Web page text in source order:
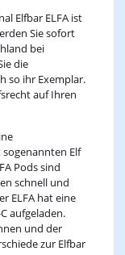
Elfbar ELFA ist
Sie sofort
bei
die
so ihr Exemplar.
auf Ihren
Elf
Pods sind
schnell und
ELFA hat eine
aufgeladen.
und der
zur Elfbar